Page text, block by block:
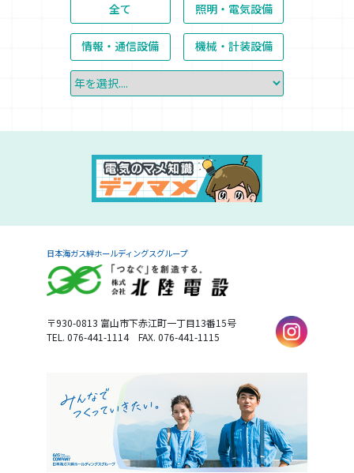
全て 照明・電気設備
情報・通信設備 機械・計装設備
日本海ガス絆ホールディングスグループ
〒930-0813 富山市下赤江町一丁目13番15号
TEL. 076-441-1114 FAX. 076-441-1115